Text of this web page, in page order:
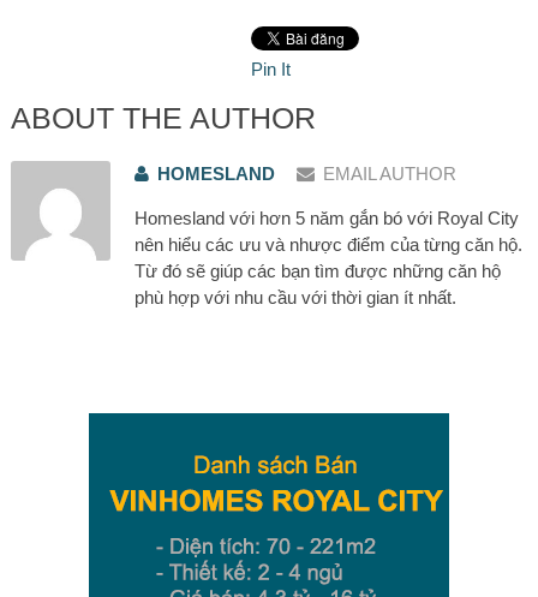
Pin It
ABOUT THE AUTHOR
HOMESLAND EMAIL AUTHOR
Homesland với hơn 5 năm gắn bó với Royal City
nên hiểu các ưu và nhược điểm của từng căn hộ.
Từ đó sẽ giúp các bạn tìm được những căn hộ
phù hợp với nhu cầu với thời gian ít nhất.